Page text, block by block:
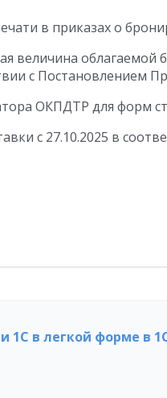
в приказах о
величина облагаемой
с Постановлением
ОКПДТР для форм
с 27.10.2025 в
1С в легкой форме